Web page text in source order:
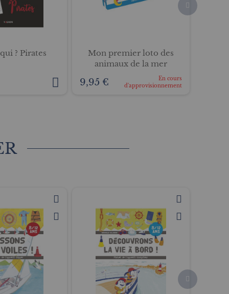
? Pirates
Mon premier loto des
animaux de la mer
9,95 €
En cours
d'approvisionnement